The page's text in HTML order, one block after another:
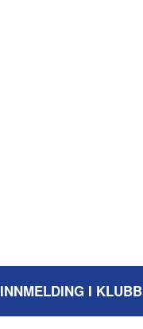
INNMELDING I KLUBB